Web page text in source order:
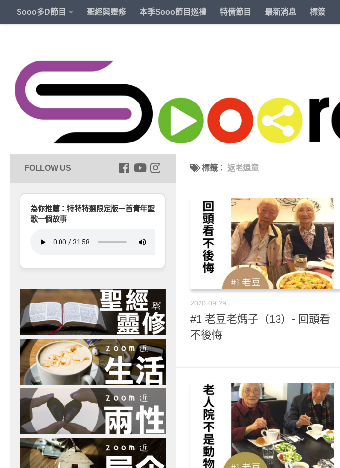
Sooo多D節目 聖經與靈修 本季Sooo節目巡禮 特備節目 最新消息 標簽
標籤： 返老還童
2020-09-29
#1 老豆老媽子（13）- 回頭看
不後悔
為你推薦：特特特選限定版一首青年聖
歌一個故事